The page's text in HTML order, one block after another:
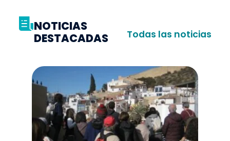
NOTICIAS
DESTACADAS
Todas las noticias